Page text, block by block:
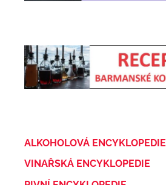
ALKOHOLOVÁ ENCYKLOPEDIE
VINAŘSKÁ ENCYKLOPEDIE